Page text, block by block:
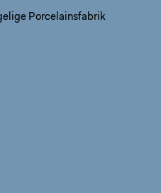
Porcelainsfabrik